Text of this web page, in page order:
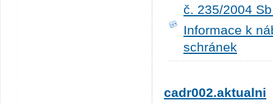
č. 235/2004
Informace k
schránek
cadr002.aktualni